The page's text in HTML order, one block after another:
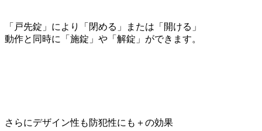
「戸先錠」により「閉める」または「開ける」
動作と同時に「施錠」や「解錠」ができます。
さらにデザイン性も防犯性にも ＋の効果